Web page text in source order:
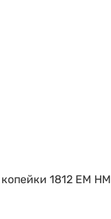
1812 ЕМ НМ